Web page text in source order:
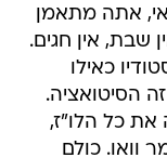
אתה מתאמן
שבת, אין חגים.
כאילו
זה הסיטואציה.
את כל הלו"ז,
וואו. כולם